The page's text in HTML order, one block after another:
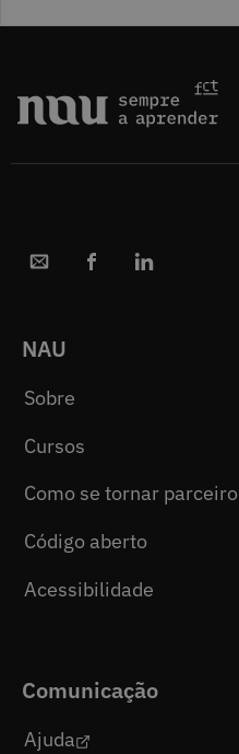
NAU
Sobre
Cursos
Como se tornar parceiro
Código aberto
Acessibilidade
Comunicação
Ajuda